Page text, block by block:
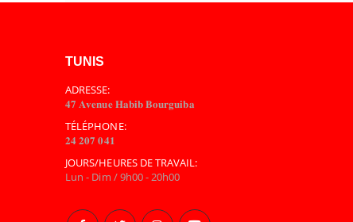
TUNIS
ADRESSE:
𝟒𝟕 𝐀𝐯𝐞𝐧𝐮𝐞 𝐇𝐚𝐛𝐢𝐛 𝐁𝐨𝐮𝐫𝐠𝐮𝐢𝐛𝐚
TÉLÉPHONE:
𝟐𝟒 𝟐𝟎𝟕 𝟎𝟒𝟏
JOURS/HEURES DE TRAVAIL:
Lun - Dim / 9h00 - 20h00